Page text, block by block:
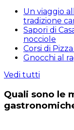
Un viaggio
tradizione
Sapori di
nocciole
Corsi di
Gnocchi al
Vedi tutti
Quali sono le